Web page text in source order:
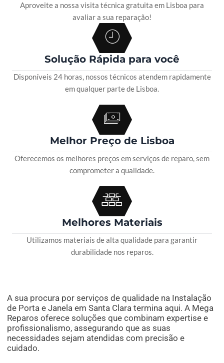
Aproveite a nossa visita técnica gratuita em Lisboa para
avaliar a sua reparação!
Solução Rápida para você
Disponíveis 24 horas, nossos técnicos atendem rapidamente
em qualquer parte de Lisboa.
Melhor Preço de Lisboa
Oferecemos os melhores preços em serviços de reparo, sem
comprometer a qualidade.
Melhores Materiais
Utilizamos materiais de alta qualidade para garantir
durabilidade nos reparos.
A sua procura por serviços de qualidade na Instalação
de Porta e Janela em Santa Clara termina aqui. A Mega
Reparos oferece soluções que combinam expertise e
profissionalismo, assegurando que as suas
necessidades sejam atendidas com precisão e
cuidado.